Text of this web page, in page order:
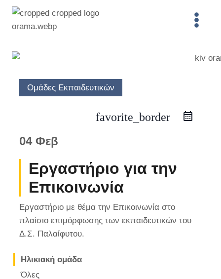
Skip
Ομάδες Εκπαιδευτικών
favorite_border
04 Φεβ
Εργαστήριο για την
Επικοινωνία
Εργαστήριο με θέμα την Επικοινωνία στο
πλαίσιο επιμόρφωσης των εκπαιδευτικών του
Δ.Σ. Παλαίφυτου.
Ηλικιακή ομάδα
Όλες